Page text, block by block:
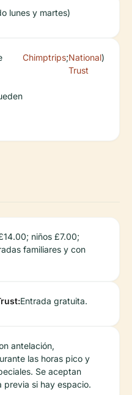
lunes y martes)
Chimptrips;National
Trust
)
niños £7.00;
familiares y con
Entrada gratuita.
antelación,
las horas pico y
Se aceptan
previa si hay espacio.